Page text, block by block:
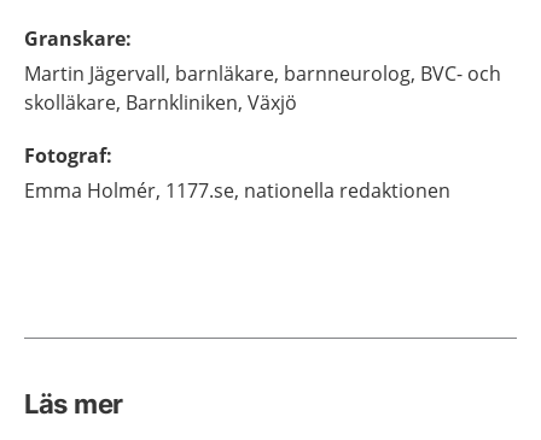
Granskare:
Martin Jägervall, barnläkare, barnneurolog, BVC- och
skolläkare, Barnkliniken, Växjö
Fotograf:
Emma Holmér, 1177.se, nationella redaktionen
Läs mer